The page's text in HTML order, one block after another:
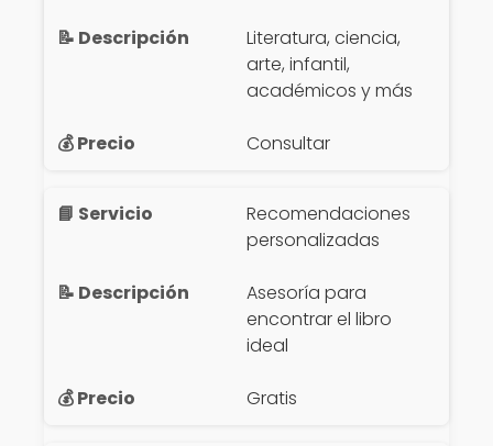
Literatura, ciencia,
arte, infantil,
académicos y más
Consultar
Recomendaciones
personalizadas
Asesoría para
encontrar el libro
ideal
Gratis